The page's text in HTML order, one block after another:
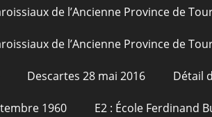
de l’Ancienne Province de
de l’Ancienne Province de
Descartes 28 mai 2016 Détail
1960 E2 : École Ferdinand